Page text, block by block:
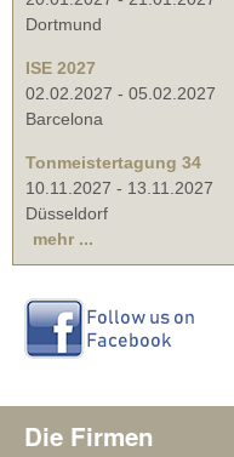
Dortmund
ISE 2027
02.02.2027 - 05.02.2027
Barcelona
Tonmeistertagung 34
10.11.2027 - 13.11.2027
Düsseldorf
mehr ...
Die Firmen